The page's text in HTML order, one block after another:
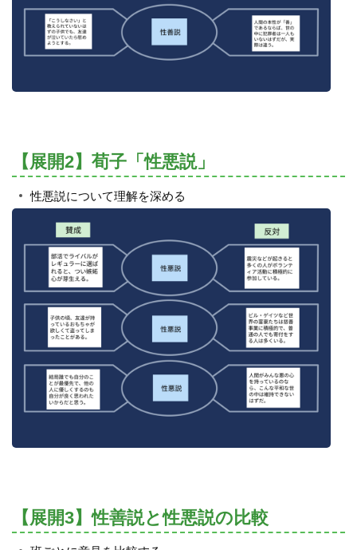
【展開2】荀子「性悪説」
性悪説について理解を深める
【展開3】性善説と性悪説の比較